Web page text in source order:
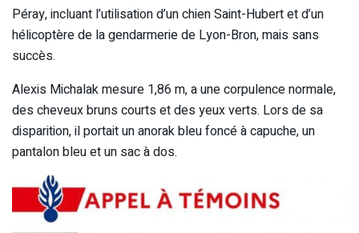
Péray, incluant l’utilisation d’un chien Saint-Hubert et d’un
hélicoptère de la gendarmerie de Lyon-Bron, mais sans
succès.
Alexis Michalak mesure 1,86 m, a une corpulence normale,
des cheveux bruns courts et des yeux verts. Lors de sa
disparition, il portait un anorak bleu foncé à capuche, un
pantalon bleu et un sac à dos.